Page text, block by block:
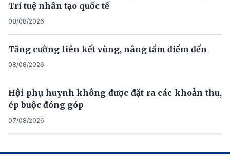
Trí tuệ nhân tạo quốc tế
08/08/2026
Tăng cường liên kết vùng, nâng tầm điểm đến
08/08/2026
Hội phụ huynh không được đặt ra các khoản thu,
ép buộc đóng góp
07/08/2026